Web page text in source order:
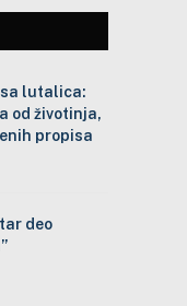
lutalica:
od životinja,
propisa
deo